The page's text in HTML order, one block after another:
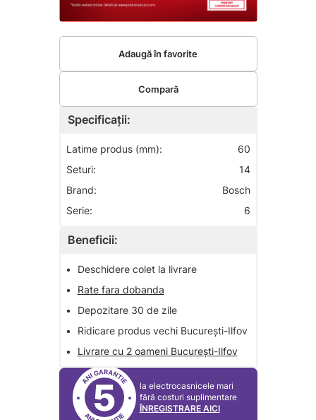
Specificații:
Latime produs (mm):
60
Seturi:
14
Brand:
Bosch
Serie:
6
Beneficii:
•
Deschidere colet la livrare
•
Rate fara dobanda
•
Depozitare 30 de zile
•
Ridicare produs vechi București-Ilfov
•
Livrare cu 2 oameni București-Ilfov
5
la electrocasnicele mari
fără costuri suplimentare
ÎNREGISTRARE AICI
Adaugă în favorite
Compară